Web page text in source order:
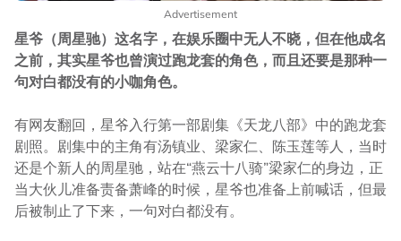
Advertisement
星爷（周星驰）这名字，在娱乐圈中无人不晓，但在他成名
之前，其实星爷也曾演过跑龙套的角色，而且还要是那种一
句对白都没有的小咖角色。
有网友翻回，星爷入行第一部剧集《天龙八部》中的跑龙套
剧照。剧集中的主角有汤镇业、梁家仁、陈玉莲等人，当时
还是个新人的周星驰，站在“燕云十八骑”梁家仁的身边，正
当大伙儿准备责备萧峰的时候，星爷也准备上前喊话，但最
后被制止了下来，一句对白都没有。